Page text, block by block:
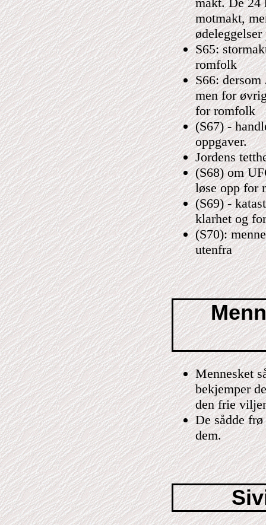
motmakt,
ødeleggelser
S65:
romfolk
S66:
men for
for romfolk
(S67) -
oppgaver.
Jordens
(S68) om
løse opp for
(S69) -
klarhet og
(S70):
utenfra
Mennesket
bekjemper
den frie
De sådde
dem.